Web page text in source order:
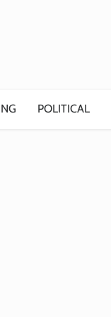
POLITICAL